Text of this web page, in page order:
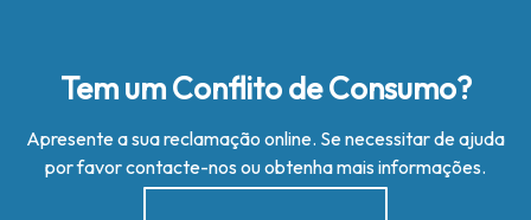
Tem um Conflito de Consumo?
Apresente a sua reclamação online. Se necessitar de ajuda
por favor contacte-nos ou obtenha mais informações.